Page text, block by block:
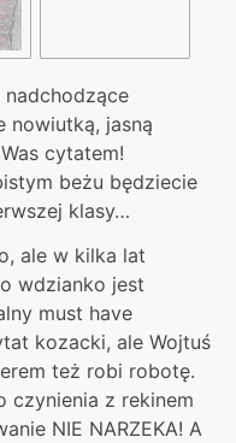
nowiutką, jasną
cytatem!
beżu będziecie
klasy…
ale w kilka lat
wdzianko jest
must have
kozacki, ale Wojtuś
też robi robotę.
czynienia z rekinem
NIE NARZEKA! A